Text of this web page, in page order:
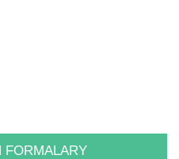
FORMALARY